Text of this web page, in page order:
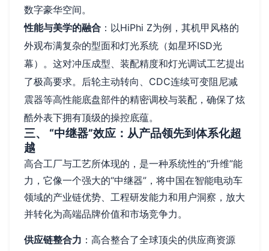
数字豪华空间。
性能与美学的融合 ：以HiPhi Z为例，其机甲风格的
外观布满复杂的型面和灯光系统（如星环ISD光
幕）。这对冲压成型、装配精度和灯光调试工艺提出
了极高要求。后轮主动转向、CDC连续可变阻尼减
震器等高性能底盘部件的精密调校与装配，确保了炫
酷外表下拥有顶级的操控底蕴。
三、 “中继器”效应：从产品领先到体系化超
越
高合工厂与工艺所体现的，是一种系统性的“升维”能
力，它像一个强大的“中继器”，将中国在智能电动车
领域的产业链优势、工程研发能力和用户洞察，放大
并转化为高端品牌价值和市场竞争力。
供应链整合力 ：高合整合了全球顶尖的供应商资源